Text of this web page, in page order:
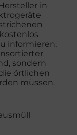
in
informieren,
sondern
örtlichen
müssen.